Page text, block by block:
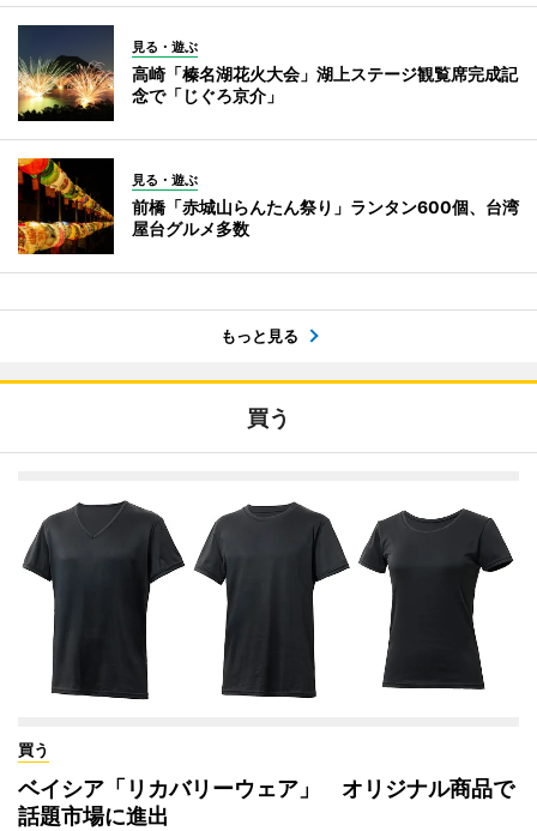
見る・遊ぶ
高崎「榛名湖花火大会」湖上ステージ観覧席完成記
念で「じぐろ京介」
見る・遊ぶ
前橋「赤城山らんたん祭り」ランタン600個、台湾
屋台グルメ多数
もっと見る
買う
買う
ベイシア「リカバリーウェア」 オリジナル商品で
話題市場に進出